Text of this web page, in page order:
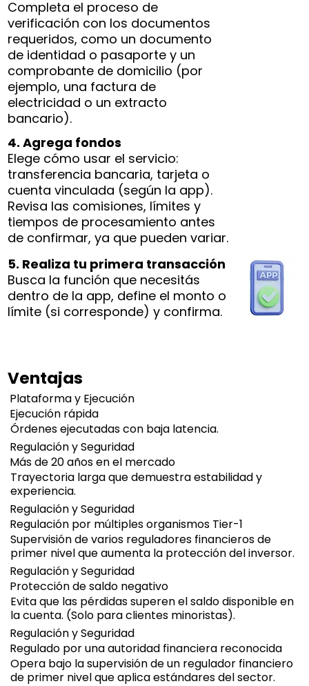
Completa el proceso de
verificación con los documentos
requeridos, como un documento
de identidad o pasaporte y un
comprobante de domicilio (por
ejemplo, una factura de
electricidad o un extracto
bancario).
4. Agrega fondos
Elege cómo usar el servicio:
transferencia bancaria, tarjeta o
cuenta vinculada (según la app).
Revisa las comisiones, límites y
tiempos de procesamiento antes
de confirmar, ya que pueden variar.
5. Realiza tu primera transacción
Busca la función que necesitás
dentro de la app, define el monto o
límite (si corresponde) y confirma.
Ventajas
Plataforma y Ejecución
Ejecución rápida
Órdenes ejecutadas con baja latencia.
Regulación y Seguridad
Más de 20 años en el mercado
Trayectoria larga que demuestra estabilidad y
experiencia.
Regulación y Seguridad
Regulación por múltiples organismos Tier-1
Supervisión de varios reguladores financieros de
primer nivel que aumenta la protección del inversor.
Regulación y Seguridad
Protección de saldo negativo
Evita que las pérdidas superen el saldo disponible en
la cuenta. (Solo para clientes minoristas).
Regulación y Seguridad
Regulado por una autoridad financiera reconocida
Opera bajo la supervisión de un regulador financiero
de primer nivel que aplica estándares del sector.